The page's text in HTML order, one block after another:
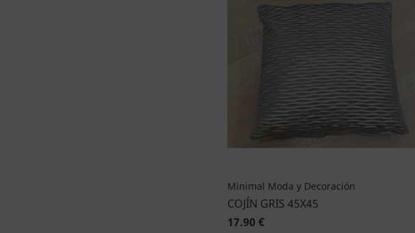
Minimal Moda y Decoración
COJÍN GRIS 45X45
17.90 €